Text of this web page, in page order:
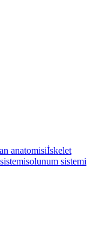
anatomisiİskelet
solunum sistemi